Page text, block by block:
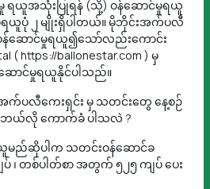
င်မှု ရယူအသုံးပြုရန် (သို့) ဝန်ဆောင်မှုရယူ
ယူပုံ ၂ မျိုးရှိပါတယ်။ မိုဘိုင်းအက်ပလီ
ဆောင်မှုရယူ၍သော်လည်းကောင်း
( https://ballonestar.com ) မှ
ောင်မှုရယူနိုင်ပါသည်။
က်ပလီကေးရှင်း မှ သတင်းတွေ နေ့စဉ်
ဘယ်လို ကောက်ခံ ပါသလဲ ?
ယူမည်ဆိုပါက သတင်းဝန်ဆောင်ခ
၊ တစ်ပါတ်စာ အတွက် ၅၂၅ ကျပ် ပေး